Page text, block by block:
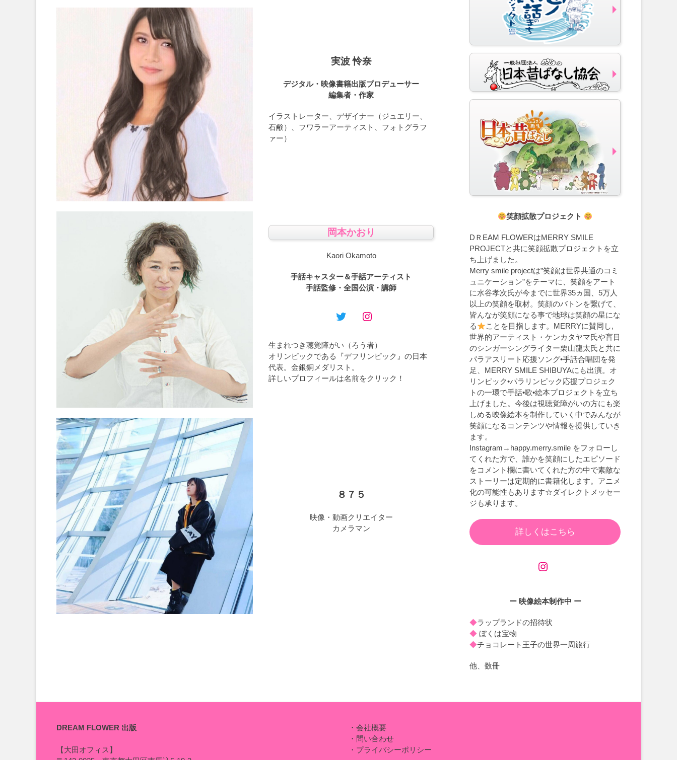
実波 怜奈
デジタル・映像書籍出版プロデューサー
編集者・作家
イラストレーター、デザイナー（ジュエリー、
石鹸）、フワラーアーティスト、フォトグラフ
ァー）
岡本かおり
Kaori Okamoto
手話キャスター＆手話アーティスト
手話監修・全国公演・講師
生まれつき聴覚障がい（ろう者）
オリンピックである『デフリンピック』の日本
代表。金銀銅メダリスト。
詳しいプロフィールは名前をクリック！
８７５
映像・動画クリエイター
カメラマン
笑顔拡散プロジェクト
DＲEAM FLOWERはMERRY SMILE
PROJECTと共に笑顔拡散プロジェクトを立
ち上げました。
Merry smile projectは”笑顔は世界共通のコミ
ュニケーション”をテーマに、笑顔をアート
に水谷孝次氏が今までに世界35ヵ国、5万人
以上の笑顔を取材。笑顔のバトンを繋げて、
皆んなが笑顔になる事で地球は笑顔の星にな
る
ことを目指します。MERRYに賛同し,
世界的アーティスト・ケンカタヤマ氏や盲目
のシンガーシングライター栗山龍太氏と共に
パラアスリート応援ソング•手話合唱団を発
足、MERRY SMILE SHIBUYAにも出演。オ
リンピック•パラリンピック応援プロジェク
トの一環で手話•歌•絵本プロジェクトを立ち
上げました。今後は視聴覚障がいの方にも楽
しめる映像絵本を制作していく中でみんなが
笑顔になるコンテンツや情報を提供していき
ます。
Instagram→happy.merry.smile をフォローし
てくれた方で、誰かを笑顔にしたエピソード
をコメント欄に書いてくれた方の中で素敵な
ストーリーは定期的に書籍化します。アニメ
化の可能性もあります☆ダイレクトメッセー
ジも承ります。
詳しくはこちら
ー 映像絵本制作中 ー
◆ラップランドの招待状
◆ ぼくは宝物
◆チョコレート王子の世界一周旅行
他、数冊
DREAM FLOWER 出版
【大田オフィス】
・会社概要
・問い合わせ
・プライバシーポリシー